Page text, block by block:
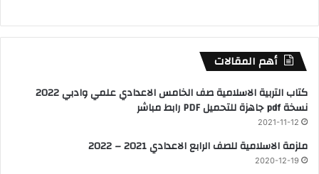
أهم المقالات
كتاب التربية الاسلامية صف الخامس الاعدادي علمي وادبي 2022
نسخة pdf جاهزة للتحميل PDF رابط مباشر
2021-11-12
ملزمة الاسلامية للصف الرابع الاعدادي 2021 – 2022
2020-12-19